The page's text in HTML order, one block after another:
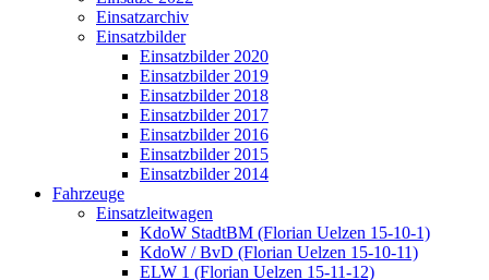
Einsatzarchiv
Einsatzbilder
Einsatzbilder 2020
Einsatzbilder 2019
Einsatzbilder 2018
Einsatzbilder 2017
Einsatzbilder 2016
Einsatzbilder 2015
Einsatzbilder 2014
Fahrzeuge
Einsatzleitwagen
KdoW StadtBM (Florian Uelzen 15-10-1)
KdoW / BvD (Florian Uelzen 15-10-11)
ELW 1 (Florian Uelzen 15-11-12)